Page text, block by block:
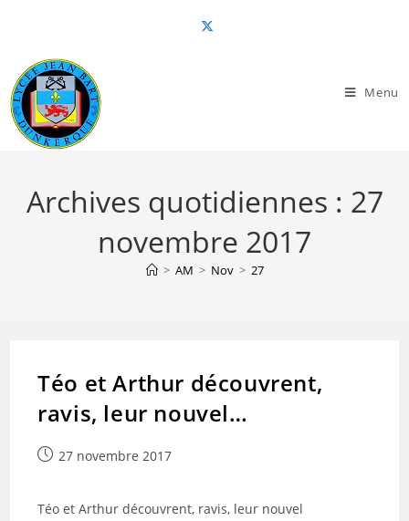
content
Menu
Archives quotidiennes : 27
novembre 2017
> AM > Nov > 27
Téo et Arthur découvrent,
ravis, leur nouvel…
Publication
27 novembre 2017
Téo et Arthur découvrent, ravis, leur nouvel